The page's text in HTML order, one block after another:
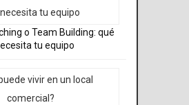
o Team Building: qué
tu equipo